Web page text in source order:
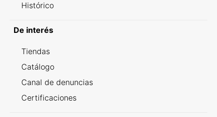
Histórico
De interés
Tiendas
Catálogo
Canal de denuncias
Certificaciones